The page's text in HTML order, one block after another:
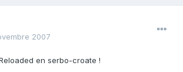
2007
en serbo-croate !